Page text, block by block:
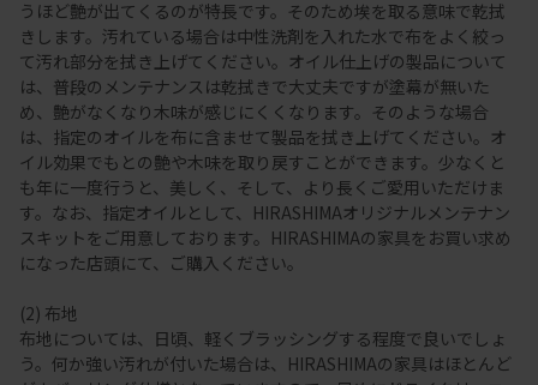
うほど艶が出てくるのが特長です。そのため埃を取る意味で乾拭
きします。汚れている場合は中性洗剤を入れた水で布をよく絞っ
て汚れ部分を拭き上げてください。オイル仕上げの製品について
は、普段のメンテナンスは乾拭きで大丈夫ですが塗幕が無いた
め、艶がなくなり木味が感じにくくなります。そのような場合
は、指定のオイルを布に含ませて製品を拭き上げてください。オ
イル効果でもとの艶や木味を取り戻すことができます。少なくと
も年に一度行うと、美しく、そして、より長くご愛用いただけま
す。なお、指定オイルとして、HIRASHIMAオリジナルメンテナン
スキットをご用意しております。HIRASHIMAの家具をお買い求め
になった店頭にて、ご購入ください。
(2) 布地
布地については、日頃、軽くブラッシングする程度で良いでしょ
う。何か強い汚れが付いた場合は、HIRASHIMAの家具はほとんど